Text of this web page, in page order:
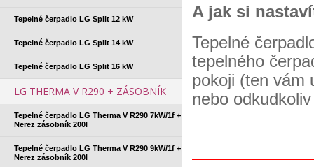
Tepelné čerpadlo LG Split 12 kW
Tepelné čerpadlo LG Split 14 kW
Tepelné čerpadlo LG Split 16 kW
LG THERMA V R290 + ZÁSOBNÍK
Tepelné čerpadlo LG Therma V R290 7kW/1f +
Nerez zásobník 200l
Tepelné čerpadlo LG Therma V R290 9kW/1f +
Nerez zásobník 200l
A jak si
Tepelné
tepelného
pokoji (ten vám
nebo